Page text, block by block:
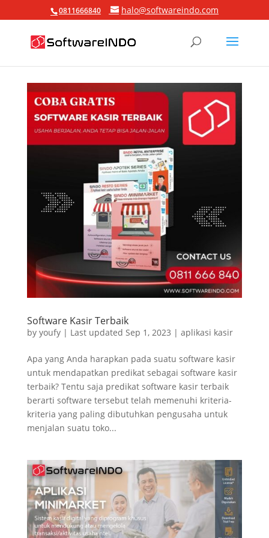
0811666840 halo@softwareindo.com
Software Kasir Terbaik
by youfy| Last updated Sep 1, 2023 | aplikasi kasir
Apa yang Anda harapkan pada suatu software kasir
untuk mendapatkan predikat sebagai software kasir
terbaik? Tentu saja predikat software kasir terbaik
berarti software tersebut telah memenuhi kriteria-
kriteria yang paling dibutuhkan pengusaha untuk
menjalan suatu toko...